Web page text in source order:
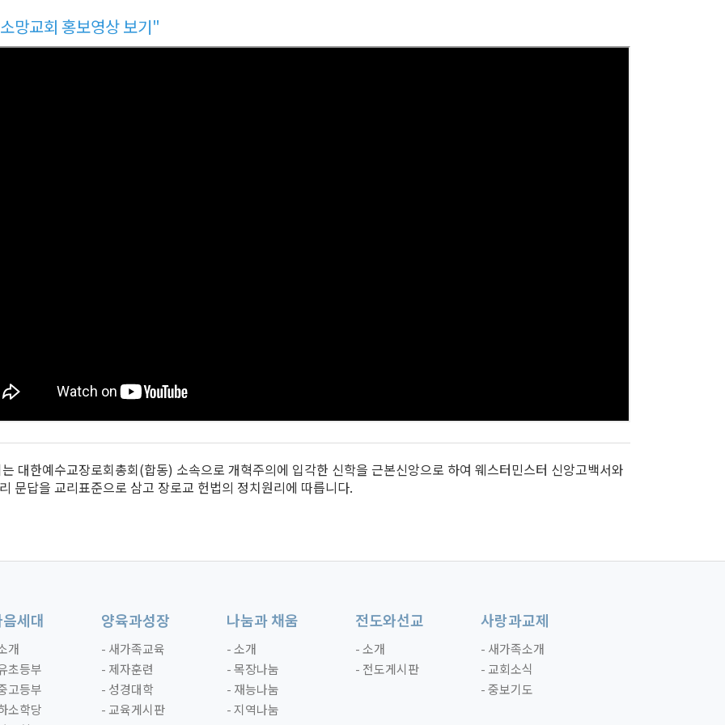
망교회 홍보영상 보기"
대한예수교장로회총회(합동) 소속으로 개혁주의에 입각한 신학을 근본신앙으로 하여 웨스터민스터 신앙고백서와
문답을 교리표준으로 삼고 장로교 헌법의 정치원리에 따릅니다.
세대
개
초등부
고등부
소학당
양육과성장
- 새가족교육
- 제자훈련
- 성경대학
- 교육게시판
나눔과 채움
- 소개
- 목장나눔
- 재능나눔
- 지역나눔
전도와선교
- 소개
- 전도게시판
사랑과교제
- 새가족소개
- 교회소식
- 중보기도